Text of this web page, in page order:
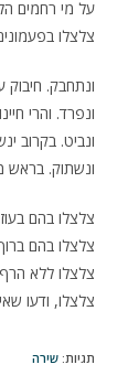
על מי רחמים
צלצלו
ונתחבק. חיבוק
ונפרד. והרי
ונביט. בקרוב
ונשתוק. בראש
צלצלו בהם
צלצלו בהם
צלצלו ללא
צלצלו, ודעו
תגיות: שירה